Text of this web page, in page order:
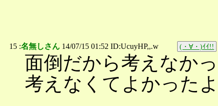
15 :名無しさん 14/07/15 01:52 ID:UcuyHP,,.w (・∀・)ｲｲ!!
面倒だから考えなか
考えなくてよかった